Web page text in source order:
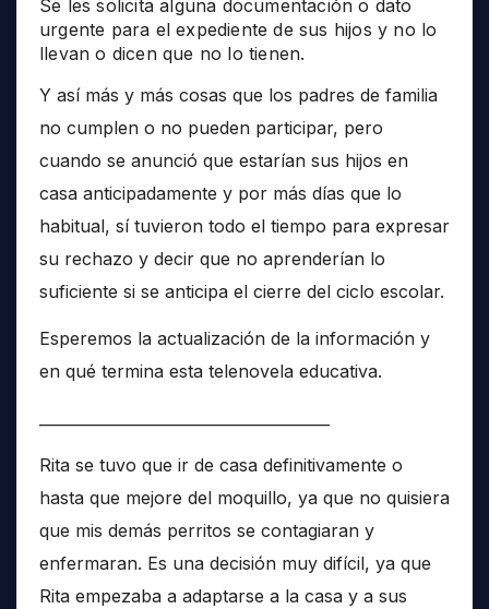
Se les solicita alguna documentación o dato
urgente para el expediente de sus hijos y no lo
llevan o dicen que no lo tienen.
Y así más y más cosas que los padres de familia
no cumplen o no pueden participar, pero
cuando se anunció que estarían sus hijos en
casa anticipadamente y por más días que lo
habitual, sí tuvieron todo el tiempo para expresar
su rechazo y decir que no aprenderían lo
suficiente si se anticipa el cierre del ciclo escolar.
Esperemos la actualización de la información y
en qué termina esta telenovela educativa.
Rita se tuvo que ir de casa definitivamente o
hasta que mejore del moquillo, ya que no quisiera
que mis demás perritos se contagiaran y
enfermaran. Es una decisión muy difícil, ya que
Rita empezaba a adaptarse a la casa y a sus